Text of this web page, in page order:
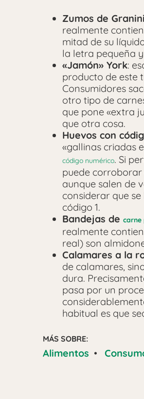
Zumos de Granini
realmente
mitad de su
la letra pequeña
«Jamón» York:
producto de este
Consumidores
otro tipo de
que pone «extra
que otra cosa.
Huevos con
«gallinas criadas
código numérico. Si
puede corroborar
aunque salen de
considerar que
código 1.
Bandejas de carne
realmente
real) son
Calamares a la
de calamares,
dura.
pasa por un
habitual es que
MÁS SOBRE:
Alimentos •